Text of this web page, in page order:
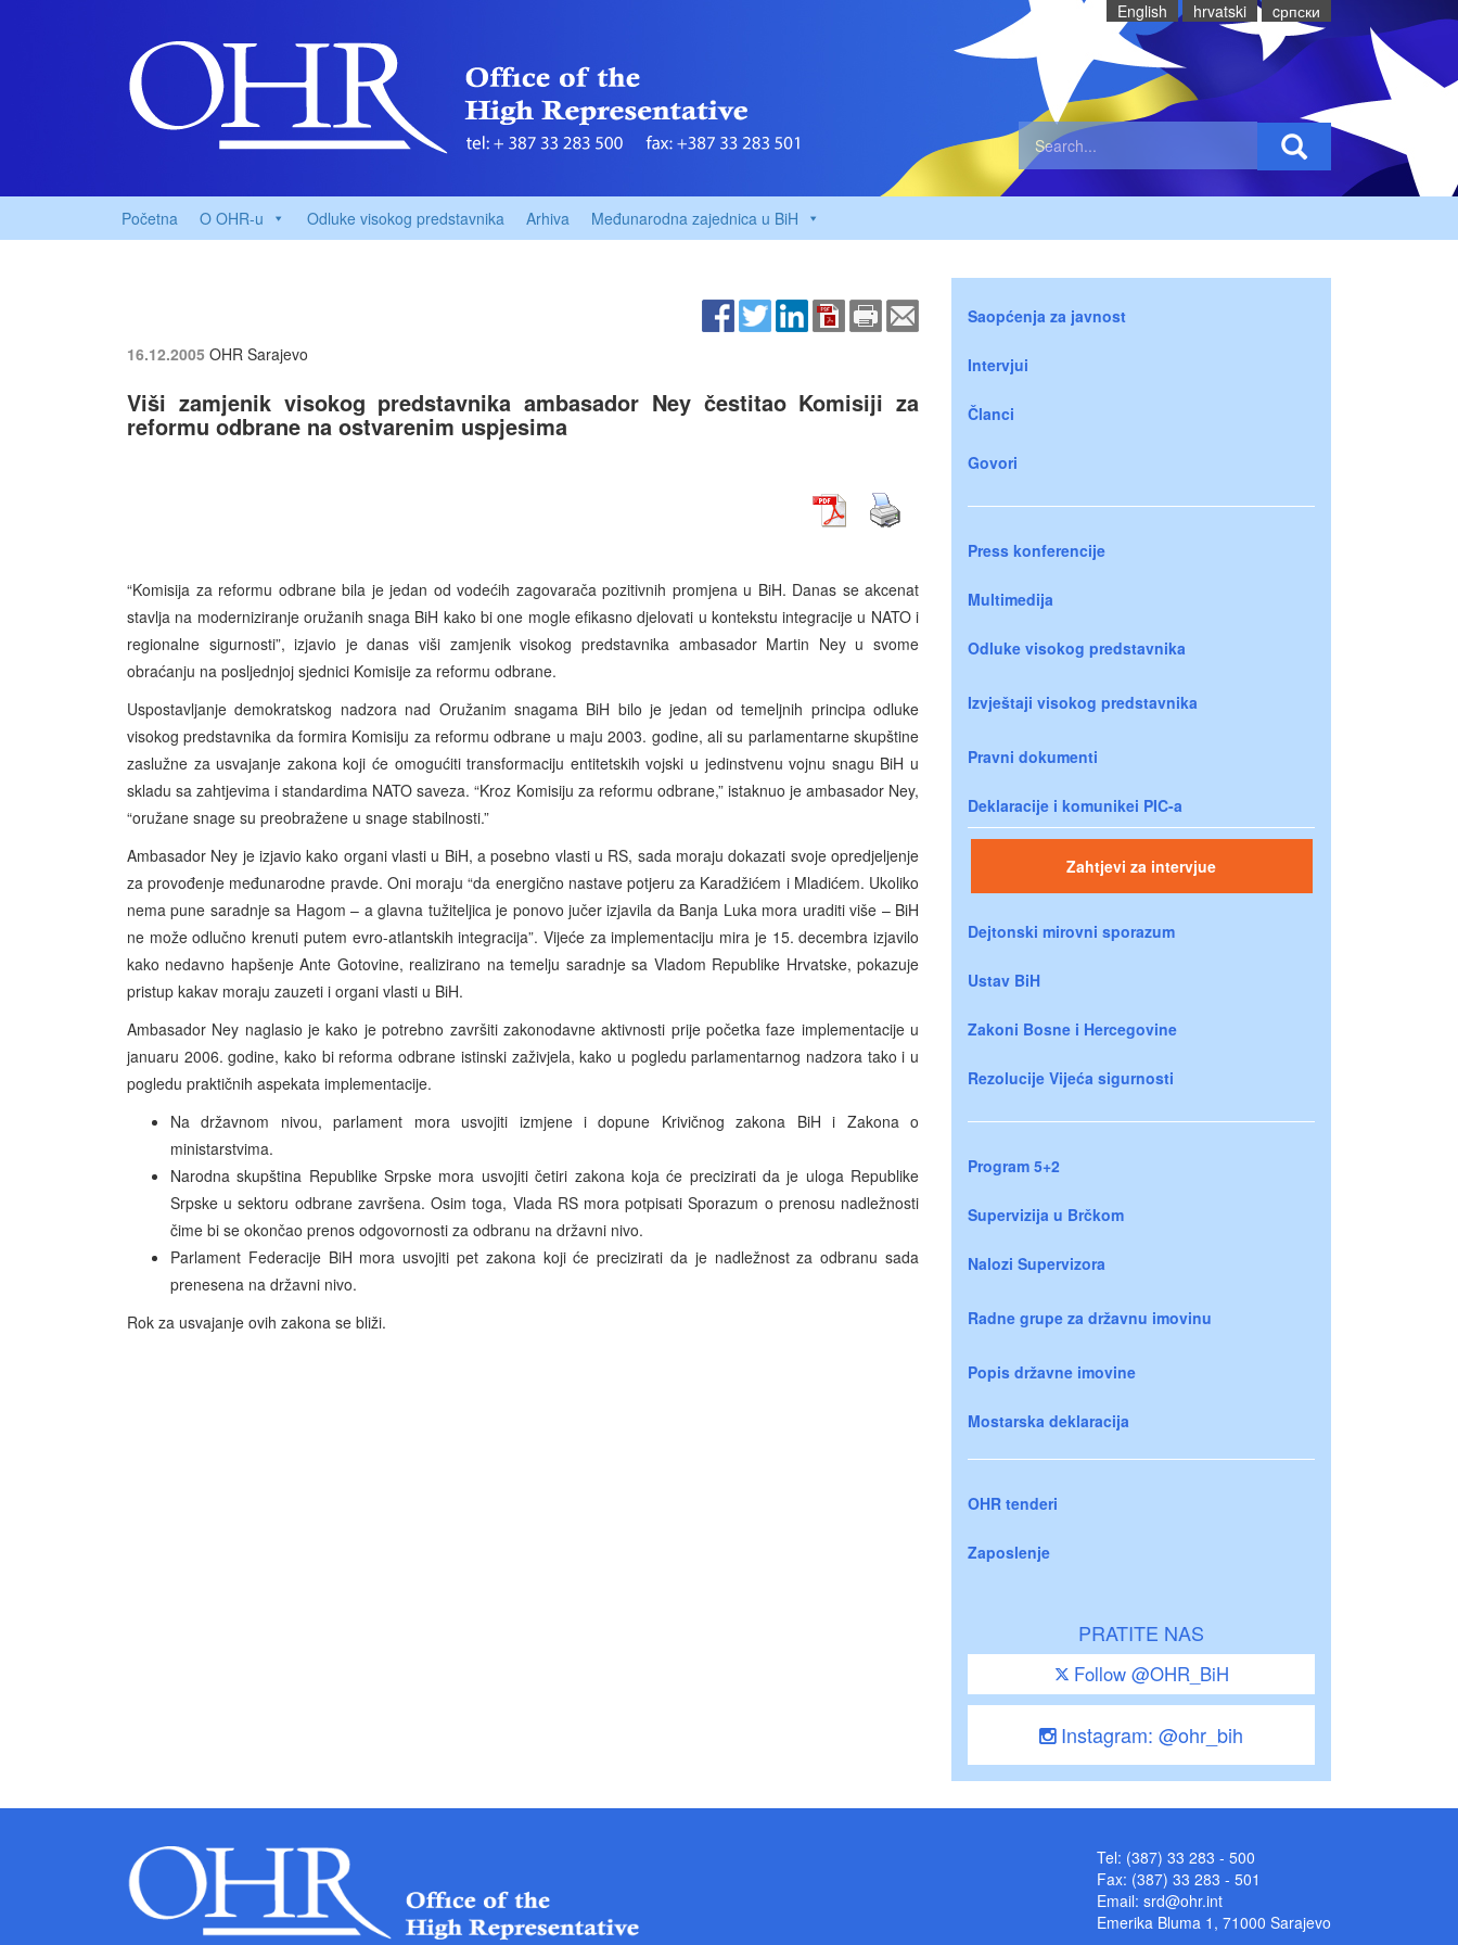
English hrvatski cрпски
Početna O OHR-u Odluke visokog predstavnika Arhiva Međunarodna zajednica u BiH
16.12.2005 OHR Sarajevo
Viši zamjenik visokog predstavnika ambasador Ney čestitao Komisiji za
reformu odbrane na ostvarenim uspjesima
“Komisija za reformu odbrane bila je jedan od vodećih zagovarača pozitivnih promjena u BiH. Danas se akcenat
stavlja na moderniziranje oružanih snaga BiH kako bi one mogle efikasno djelovati u kontekstu integracije u NATO i
regionalne sigurnosti”, izjavio je danas viši zamjenik visokog predstavnika ambasador Martin Ney u svome
obraćanju na posljednjoj sjednici Komisije za reformu odbrane.
Uspostavljanje demokratskog nadzora nad Oružanim snagama BiH bilo je jedan od temeljnih principa odluke
visokog predstavnika da formira Komisiju za reformu odbrane u maju 2003. godine, ali su parlamentarne skupštine
zaslužne za usvajanje zakona koji će omogućiti transformaciju entitetskih vojski u jedinstvenu vojnu snagu BiH u
skladu sa zahtjevima i standardima NATO saveza. “Kroz Komisiju za reformu odbrane,” istaknuo je ambasador Ney,
“oružane snage su preobražene u snage stabilnosti.”
Ambasador Ney je izjavio kako organi vlasti u BiH, a posebno vlasti u RS, sada moraju dokazati svoje opredjeljenje
za provođenje međunarodne pravde. Oni moraju “da energično nastave potjeru za Karadžićem i Mladićem. Ukoliko
nema pune saradnje sa Hagom – a glavna tužiteljica je ponovo jučer izjavila da Banja Luka mora uraditi više – BiH
ne može odlučno krenuti putem evro-atlantskih integracija”. Vijeće za implementaciju mira je 15. decembra izjavilo
kako nedavno hapšenje Ante Gotovine, realizirano na temelju saradnje sa Vladom Republike Hrvatske, pokazuje
pristup kakav moraju zauzeti i organi vlasti u BiH.
Ambasador Ney naglasio je kako je potrebno završiti zakonodavne aktivnosti prije početka faze implementacije u
januaru 2006. godine, kako bi reforma odbrane istinski zaživjela, kako u pogledu parlamentarnog nadzora tako i u
pogledu praktičnih aspekata implementacije.
Na državnom nivou, parlament mora usvojiti izmjene i dopune Krivičnog zakona BiH i Zakona o
ministarstvima.
Narodna skupština Republike Srpske mora usvojiti četiri zakona koja će precizirati da je uloga Republike
Srpske u sektoru odbrane završena. Osim toga, Vlada RS mora potpisati Sporazum o prenosu nadležnosti
čime bi se okončao prenos odgovornosti za odbranu na državni nivo.
Parlament Federacije BiH mora usvojiti pet zakona koji će precizirati da je nadležnost za odbranu sada
prenesena na državni nivo.
Rok za usvajanje ovih zakona se bliži.
Saopćenja za javnost
Intervjui
Članci
Govori
Press konferencije
Multimedija
Odluke visokog predstavnika
Izvještaji visokog predstavnika
Pravni dokumenti
Deklaracije i komunikei PIC-a
Zahtjevi za intervjue
Dejtonski mirovni sporazum
Ustav BiH
Zakoni Bosne i Hercegovine
Rezolucije Vijeća sigurnosti
Program 5+2
Supervizija u Brčkom
Nalozi Supervizora
Radne grupe za državnu imovinu
Popis državne imovine
Mostarska deklaracija
OHR tenderi
Zaposlenje
PRATITE NAS
Follow @OHR_BiH
Instagram: @ohr_bih
Tel: (387) 33 283 - 500
Fax: (387) 33 283 - 501
Email: srd@ohr.int
Emerika Bluma 1, 71000 Sarajevo